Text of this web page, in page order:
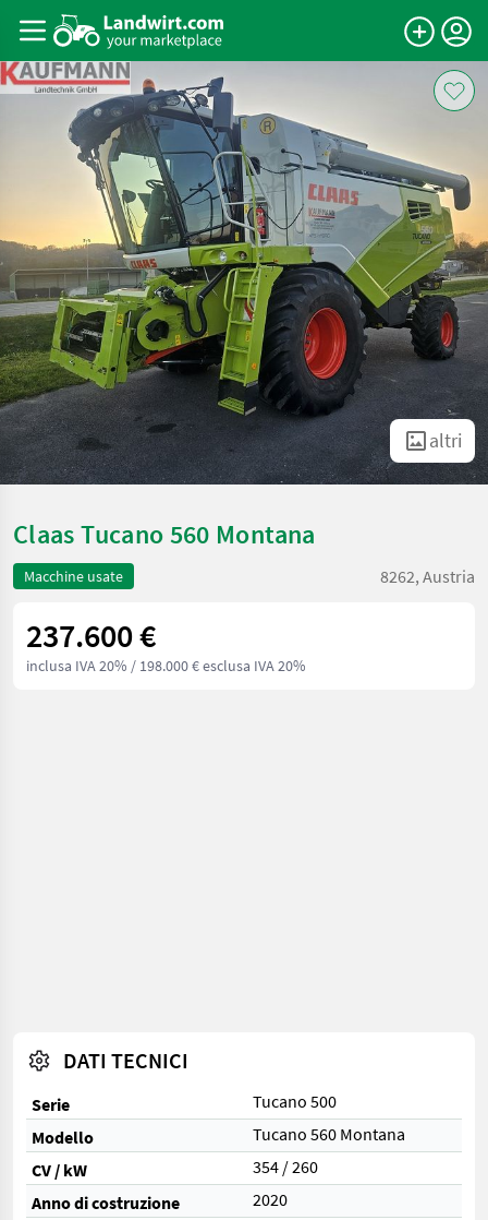
altri
Claas Tucano 560 Montana
Macchine usate 8262, Austria
237.600 €
inclusa IVA 20% / 198.000 € esclusa IVA 20%
DATI TECNICI
Serie
Tucano 500
Modello
Tucano 560 Montana
CV / kW
354 / 260
Anno di costruzione
2020